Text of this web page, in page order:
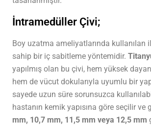
İntramedüller Çivi;
Boy uzatma ameliyatlarında kullanılan
sahip bir iç sabitleme yöntemidir.
yapılmış olan bu çivi, hem yüksek
hem de vücut dokularıyla uyumlu bir
sayede uzun süre sorunsuzca
hastanın kemik yapısına göre seçilir ve
mm, 10,7 mm, 11,5 mm veya 12,5 mm